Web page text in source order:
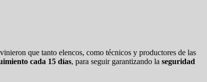
que tanto elencos, como técnicos y productores de las
cada 15 días, para seguir garantizando la seguridad